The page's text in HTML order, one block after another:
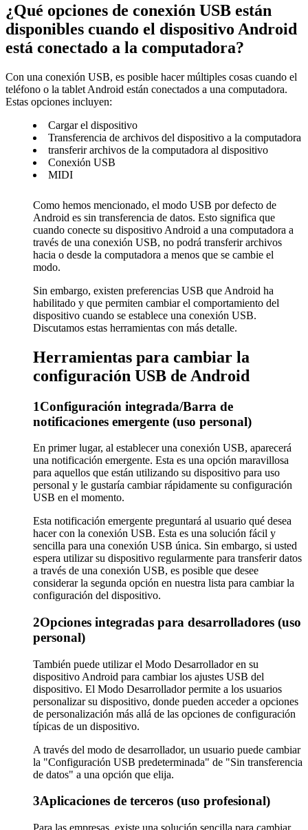
¿Qué opciones de conexión USB están
disponibles cuando el dispositivo Android
está conectado a la computadora?
Con una conexión USB, es posible hacer múltiples cosas cuando el
teléfono o la tablet Android están conectados a una computadora.
Estas opciones incluyen:
Cargar el dispositivo
Transferencia de archivos del dispositivo a la computadora
transferir archivos de la computadora al dispositivo
Conexión USB
MIDI
Como hemos mencionado, el modo USB por defecto de
Android es sin transferencia de datos. Esto significa que
cuando conecte su dispositivo Android a una computadora a
través de una conexión USB, no podrá transferir archivos
hacia o desde la computadora a menos que se cambie el
modo.
Sin embargo, existen preferencias USB que Android ha
habilitado y que permiten cambiar el comportamiento del
dispositivo cuando se establece una conexión USB.
Discutamos estas herramientas con más detalle.
Herramientas para cambiar la
configuración USB de Android
1Configuración integrada/Barra de
notificaciones emergente (uso personal)
En primer lugar, al establecer una conexión USB, aparecerá
una notificación emergente. Esta es una opción maravillosa
para aquellos que están utilizando su dispositivo para uso
personal y le gustaría cambiar rápidamente su configuración
USB en el momento.
Esta notificación emergente preguntará al usuario qué desea
hacer con la conexión USB. Esta es una solución fácil y
sencilla para una conexión USB única. Sin embargo, si usted
espera utilizar su dispositivo regularmente para transferir datos
a través de una conexión USB, es posible que desee
considerar la segunda opción en nuestra lista para cambiar la
configuración del dispositivo.
2Opciones integradas para desarrolladores (uso
personal)
También puede utilizar el Modo Desarrollador en su
dispositivo Android para cambiar los ajustes USB del
dispositivo. El Modo Desarrollador permite a los usuarios
personalizar su dispositivo, donde pueden acceder a opciones
de personalización más allá de las opciones de configuración
típicas de un dispositivo.
A través del modo de desarrollador, un usuario puede cambiar
la "Configuración USB predeterminada" de "Sin transferencia
de datos" a una opción que elija.
3Aplicaciones de terceros (uso profesional)
Para las empresas, existe una solución sencilla para cambiar